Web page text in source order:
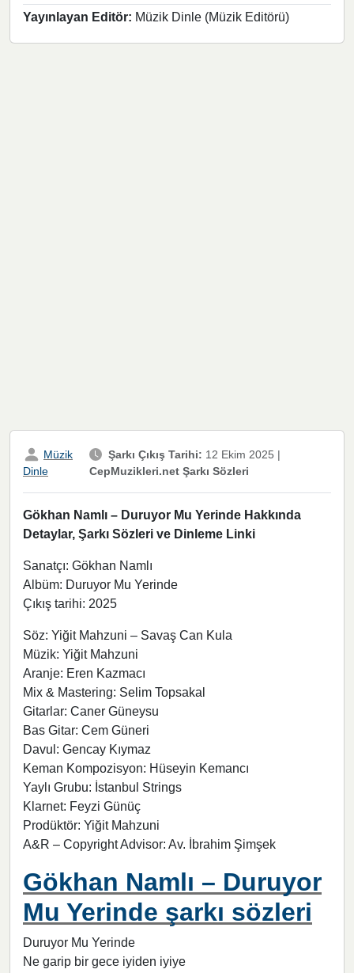
Yayınlayan Editör: Müzik Dinle (Müzik Editörü)
Müzik
Dinle
Şarkı Çıkış Tarihi: 12 Ekim 2025 |
CepMuzikleri.net Şarkı Sözleri
Gökhan Namlı – Duruyor Mu Yerinde Hakkında
Detaylar, Şarkı Sözleri ve Dinleme Linki
Sanatçı: Gökhan Namlı
Albüm: Duruyor Mu Yerinde
Çıkış tarihi: 2025
Söz: Yiğit Mahzuni – Savaş Can Kula
Müzik: Yiğit Mahzuni
Aranje: Eren Kazmacı
Mix & Mastering: Selim Topsakal
Gitarlar: Caner Güneysu
Bas Gitar: Cem Güneri
Davul: Gencay Kıymaz
Keman Kompozisyon: Hüseyin Kemancı
Yaylı Grubu: İstanbul Strings
Klarnet: Feyzi Günüç
Prodüktör: Yiğit Mahzuni
A&R – Copyright Advisor: Av. İbrahim Şimşek
Gökhan Namlı – Duruyor
Mu Yerinde şarkı sözleri
Duruyor Mu Yerinde
Ne garip bir gece iyiden iyiye